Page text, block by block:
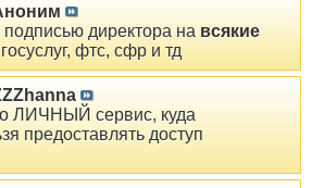
подписью директора на всякие
фтс, сфр и тд
ЛИЧНЫЙ сервис, куда
предоставлять доступ